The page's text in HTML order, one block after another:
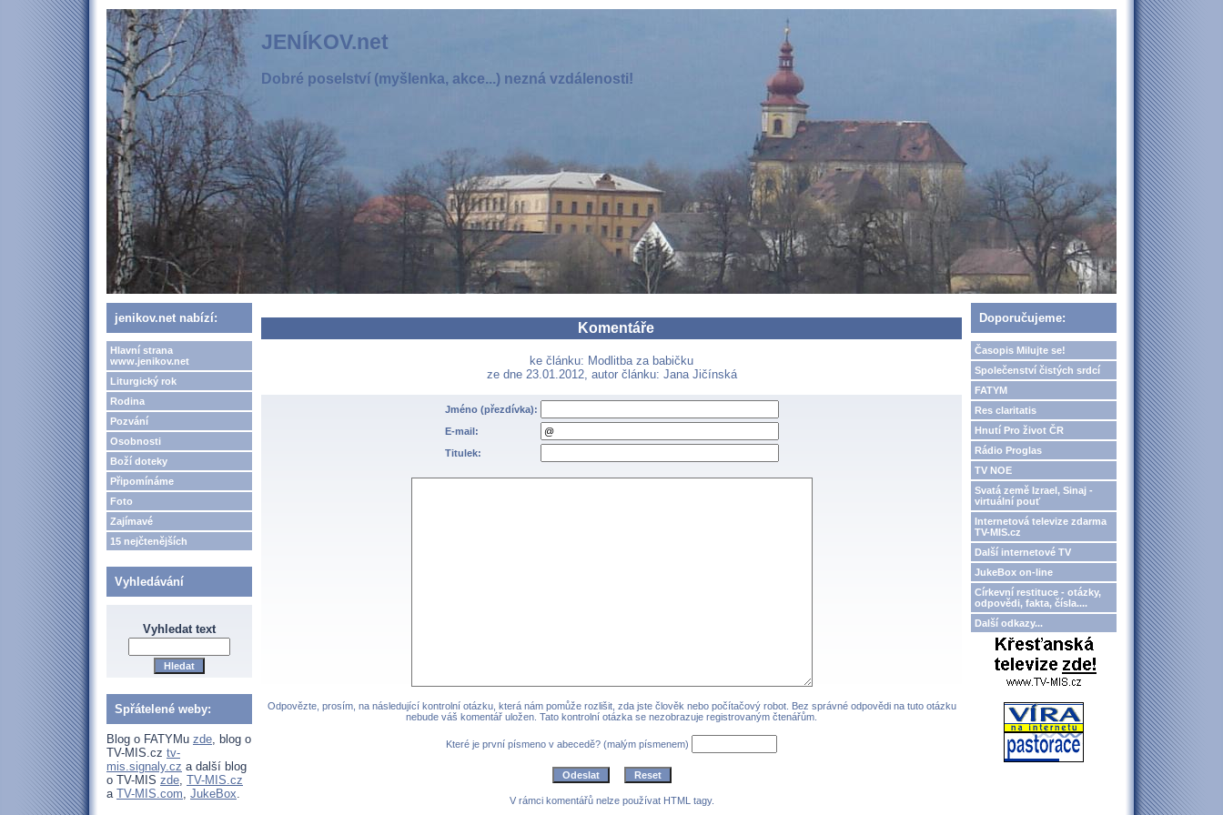
JENÍKOV.net
Dobré poselství (myšlenka, akce...) nezná vzdálenosti!
jenikov.net nabízí:
Hlavní strana
www.jenikov.net
Liturgický rok
Rodina
Pozvání
Osobnosti
Boží doteky
Připomínáme
Foto
Zajímavé
15 nejčtenějších
Vyhledávání
Vyhledat text
Spřátelené weby:
Blog o FATYMu zde, blog o
TV-MIS.cz tv-
mis.signaly.cz a další blog
o TV-MIS zde, TV-MIS.cz
a TV-MIS.com, JukeBox.
Komentáře
ke článku: Modlitba za babičku
ze dne 23.01.2012, autor článku: Jana Jičínská
Jméno (přezdívka):
E-mail:
Titulek:
Odpovězte, prosím, na následující kontrolní otázku, která nám pomůže rozlišit, zda jste člověk nebo počítačový robot. Bez správné odpovědi na tuto otázku
nebude váš komentář uložen. Tato kontrolní otázka se nezobrazuje registrovaným čtenářům.
Které je první písmeno v abecedě? (malým písmenem)
V rámci komentářů nelze používat HTML tagy.
Doporučujeme:
Časopis Milujte se!
Společenství čistých srdcí
FATYM
Res claritatis
Hnutí Pro život ČR
Rádio Proglas
TV NOE
Svatá země Izrael, Sinaj -
virtuální pouť
Internetová televize zdarma
TV-MIS.cz
Další internetové TV
JukeBox on-line
Církevní restituce - otázky,
odpovědi, fakta, čísla....
Další odkazy...